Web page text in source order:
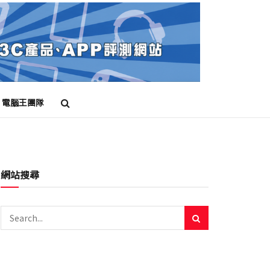
電腦王團隊
網站搜尋